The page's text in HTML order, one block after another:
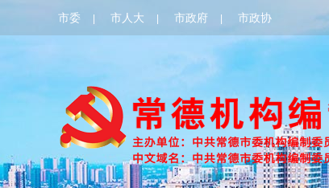
市委 市人大 市政府 市政协